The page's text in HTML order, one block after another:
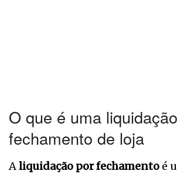
O que é uma
fechamento de loja
Aliquidação por fechamento é